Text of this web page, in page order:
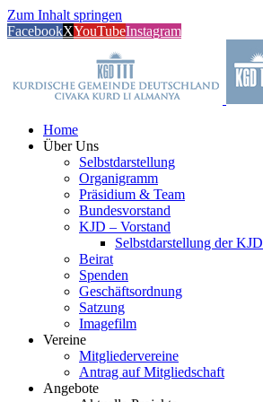
Zum Inhalt springen
FacebookXYouTubeInstagram
Home
Über Uns
Selbstdarstellung
Organigramm
Präsidium & Team
Bundesvorstand
KJD – Vorstand
Selbstdarstellung der KJD
Beirat
Spenden
Geschäftsordnung
Satzung
Imagefilm
Vereine
Mitgliedervereine
Antrag auf Mitgliedschaft
Angebote